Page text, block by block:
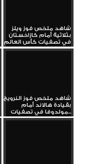
شاهد ملخص فوز ويلز
بثلاثية أمام كازاخستان
في تصفيات كأس العالم
شاهد ملخص فوز النرويج
بقيادة هالاند أمام
مولدوفا في تصفيات...